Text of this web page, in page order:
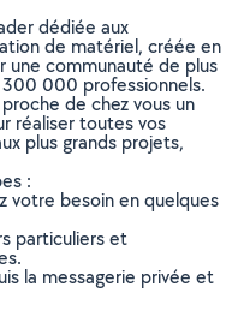
dédiée aux
de matériel, créée en
une communauté de plus
000 professionnels.
de chez vous un
réaliser toutes vos
plus grands projets,
:
votre besoin en quelques
particuliers et
la messagerie privée et